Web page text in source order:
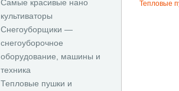
Самые красивые нано
культиваторы
Снегоуборщики —
снегоуборочное
оборудование, машины и
техника
Тепловые пушки и
Тепловые